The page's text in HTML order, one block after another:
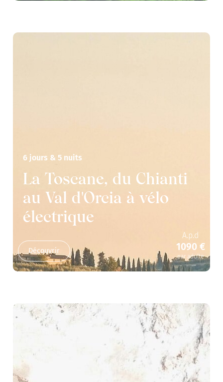
6 jours & 5 nuits
La Toscane, du Chianti
au Val d'Orcia à vélo
électrique
Découvrir
A.p.d
1090 €
par adulte